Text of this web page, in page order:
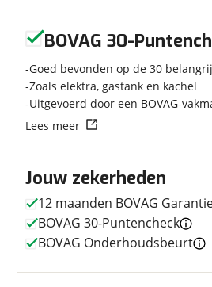
Carrosserievorm
Soort voertuig
Techniek
Vermogen
Jouw zekerheden
12 maanden BOVAG
BOVAG 30-Puntencheck
BOVAG Onderhoudsbeurt
BOVAG 30-
Goed bevonden op de 30
Zoals elektra, gastank en kachel
Uitgevoerd door een BOVAG-
Lees meer